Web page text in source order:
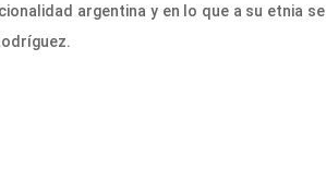
argentina y en lo que a su etnia